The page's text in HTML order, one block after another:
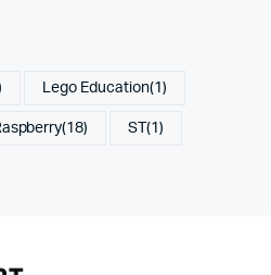
Lego Education(1)
(18) ST(1)